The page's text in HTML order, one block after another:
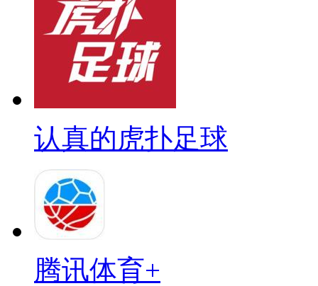
认真的虎扑足球
腾讯体育+